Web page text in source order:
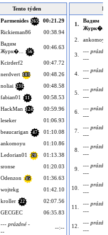
Tento týden
Parmenides 265
00:21.29
Rickieman86 00:38.94
Вадим
Журк�...
56
00:46.63
Kcirderf2
00:47.72
nerdvert 103
00:48.26
noliai 231
00:48.58
fabian01 11
00:58.53
HackMan 124
00:59.96
leseker
01:06.93
beaucarigan 47
01:10.08
ankomoyu
01:10.86
Ledorian01 28
01:13.38
sronse
01:20.03
Odenzon 45
01:36.63
wojtekg
01:42.10
kroller 22
02:07.56
GECGEC 06:35.83
--- prázdné -
--
--:--
1.
Вадим
Журк�...
2.
ankomoyu
3.
---
---
4.
---
---
5.
---
---
6.
---
---
7.
---
---
8.
---
---
9.
---
---
10.
---
---
11.
---
---
12.
---
---